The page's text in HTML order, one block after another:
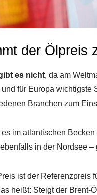
der Ölpreis
es nicht, da am
für Europa wichtigste
Branchen zum
im atlantischen
in der Nordsee
ist der Referenzpreis
heißt: Steigt der Brent-